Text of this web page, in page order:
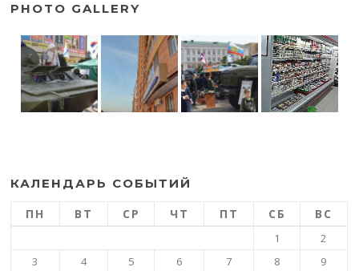
PHOTO GALLERY
КАЛЕНДАРЬ СОБЫТИЙ
ПН ВТ СР ЧТ ПТ СБ ВС
1
2
3
4 5 6 7 8
9